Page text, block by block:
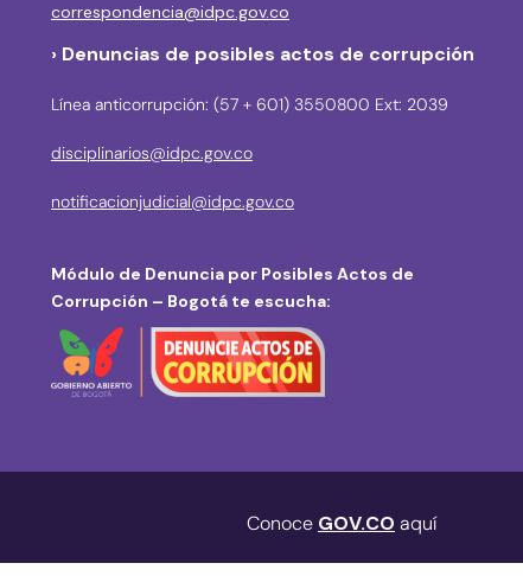
correspondencia@idpc.gov.co
› Denuncias de posibles actos de corrupción
Línea anticorrupción: (57 + 601) 3550800 Ext: 2039
disciplinarios@idpc.gov.co
notificacionjudicial@idpc.gov.co
Módulo de Denuncia por Posibles Actos de
Corrupción – Bogotá te escucha:
Conoce GOV.CO aquí